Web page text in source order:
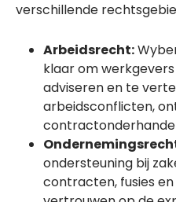
verschillende
Arbeidsrecht:
klaar om
adviseren en te
arbeidsconflicten,
ondersteuning bij
contracten, fusies